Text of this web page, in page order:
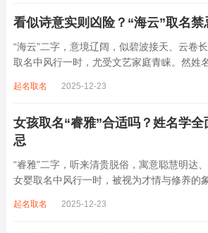
看似诗意实则凶险？“海云”取名禁
“海云”二字，意境辽阔，似碧波接天、云卷
取名中风行一时，尤受文艺家庭青睐。然姓
滔天，木浮无根，阴气过重，易致意志不坚
起名取名 2025-12-23
女孩取名“睿雅”合适吗？姓名学
忌
“睿雅”二字，听来清贵脱俗，寓意聪慧明达
女婴取名中风行一时，被视为才情与修养的
增心力。细察“睿雅”之局，实藏金水成势、
起名取名 2025-12-23